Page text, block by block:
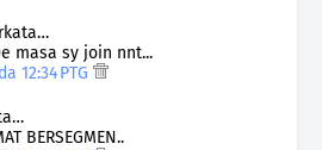
masa sy join nnt...
12:34 PTG
BERSEGMEN..